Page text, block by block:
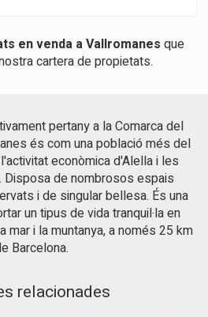
acondicionado por conductos en
proporcionando accesibilidad y
exclusiva que
servicios. Una oportunidad
vivienda de alto nivel en una de las
del Maresme.
l'espai de llum natural. A la
suite a l'àtic amb accés
ideal per relaxar-se. La
a mida, convertint-lo en el
Ideal per a qui busca una propietat
ubicació privilegiada.
en venda a Vallromanes que
cartera de propietats.
pertany a la Comarca del
és com una població més del
econòmica d'Alella i les
de nombrosos espais
i de singular bellesa. És una
un tipus de vida tranquil·la en
mar i la muntanya, a només 25 km
Barcelona.
relacionades